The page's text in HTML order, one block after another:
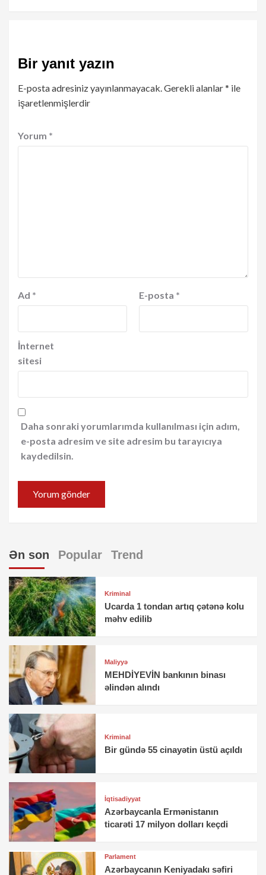
Bir yanıt yazın
E-posta adresiniz yayınlanmayacak. Gerekli alanlar* ile
işaretlenmişlerdir
Yorum *
Ad * E-posta *
İnternet
sitesi
Daha sonraki yorumlarımda kullanılması için adım,
e-posta adresim ve site adresim bu tarayıcıya
kaydedilsin.
Ən son Popular Trend
Kriminal
Ucarda 1 tondan artıq çətənə kolu
məhv edilib
Maliyyə
MEHDİYEVİN bankının binası
əlindən alındı
Kriminal
Bir gündə 55 cinayətin üstü açıldı
İqtisadiyyat
Azərbaycanla Ermənistanın
ticarəti 17 milyon dolları keçdi
Parlament
Azərbaycanın Keniyadakı səfiri